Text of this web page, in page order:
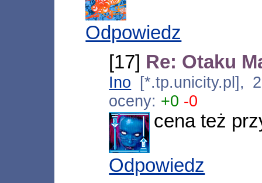
Odpowiedz
[17] Re: Otaku
Ino [*.tp.unicity.pl],
oceny: +0 -0
cena też
Odpowiedz